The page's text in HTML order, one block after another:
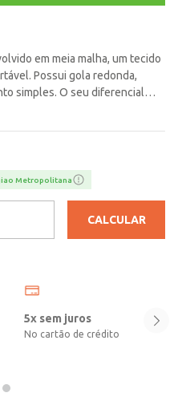
em meia malha, um tecido
Possui gola redonda,
simples. O seu diferencial
em tema de games. Simples
Metropolitana
CALCULAR
5x sem juros
No cartão de crédito